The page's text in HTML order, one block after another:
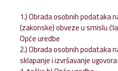
1.) Obrada osobnih podataka
(zakonske) obveze u smislu
Opće uredbe
2.) Obrada osobnih podataka
sklapanje i izvršavanje